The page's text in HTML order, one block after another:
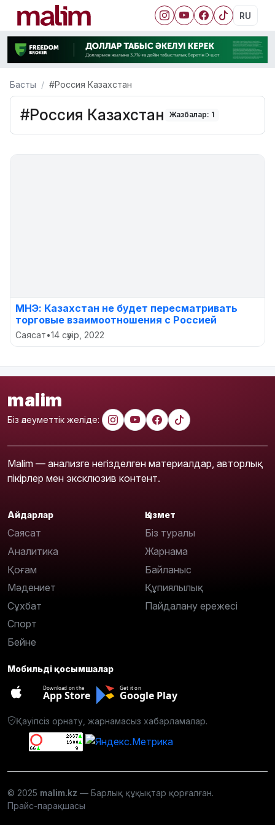
RU
Басты #Россия Казахстан
#Россия Казахстан Жазбалар: 1
МНЭ: Казахстан не будет пересматривать
торговые взаимоотношения с Россией
Саясат•14 сәуір, 2022
malim
Біз әлеуметтік желіде:
Malim — анализге негізделген материалдар, авторлық
пікірлер мен эксклюзив контент.
Айдарлар
Саясат
Аналитика
Қоғам
Мәдениет
Сұхбат
Спорт
Бейне
Қызмет
Біз туралы
Жарнама
Байланыс
Құпиялылық
Пайдалану ережесі
Мобильді қосымшалар
Download on the
App Store
Get it on
Google Play
Қауіпсіз орнату, жарнамасыз хабарламалар.
© 2025 malim.kz — Барлық құқықтар қорғалған.
Прайс-парақшасы